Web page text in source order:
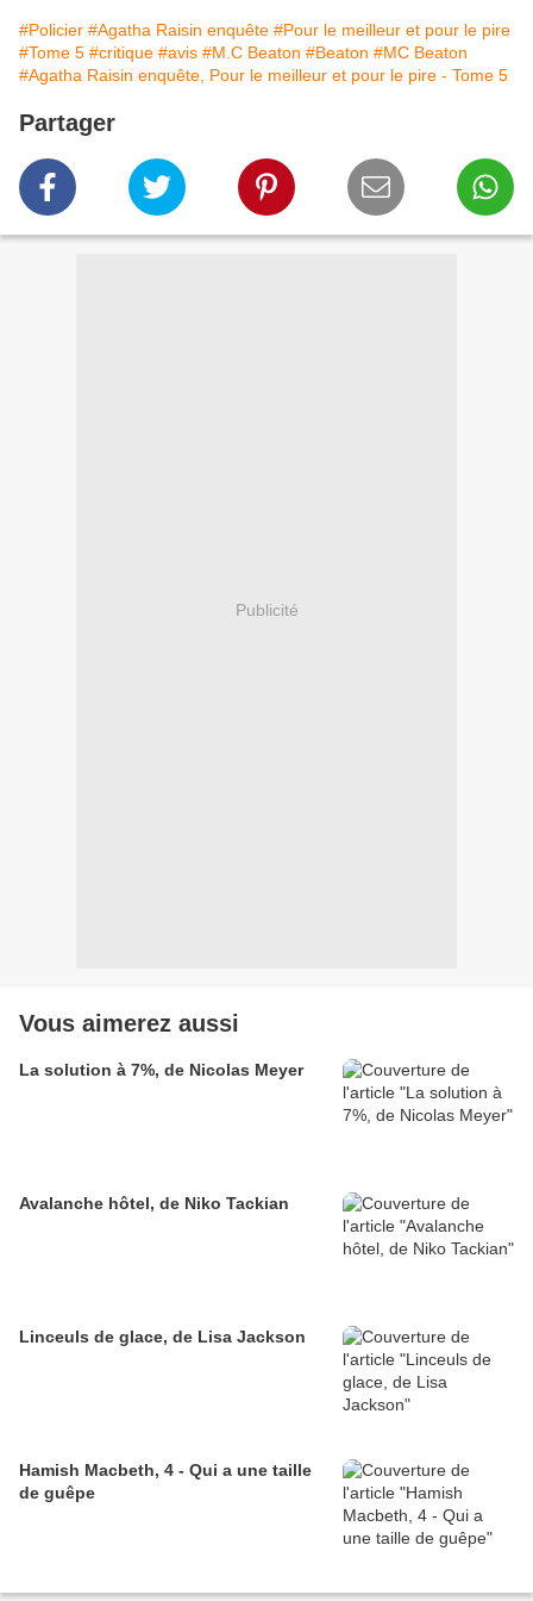
#Policier #Agatha Raisin enquête #Pour le meilleur et pour le pire
#Tome 5 #critique #avis #M.C Beaton #Beaton #MC Beaton
#Agatha Raisin enquête, Pour le meilleur et pour le pire - Tome 5
Partager
Publicité
Vous aimerez aussi
La solution à 7%, de Nicolas Meyer
Avalanche hôtel, de Niko Tackian
Linceuls de glace, de Lisa Jackson
Hamish Macbeth, 4 - Qui a une taille
de guêpe